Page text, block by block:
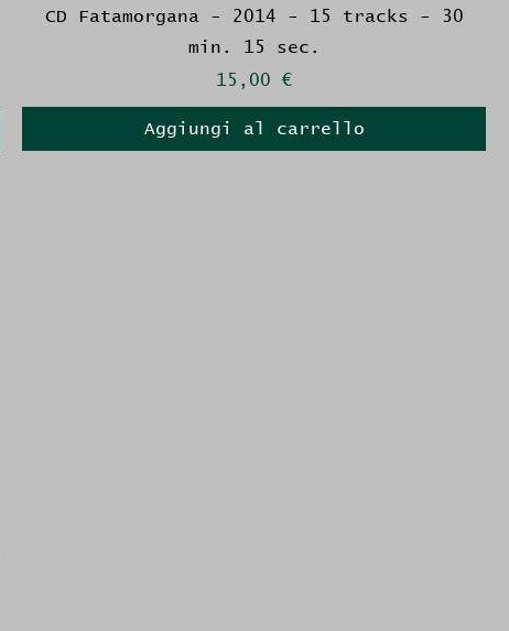
CD Fatamorgana - 2014 - 15 tracks - 30
min. 15 sec.
Prezzo
15,00 €
Aggiungi al carrello